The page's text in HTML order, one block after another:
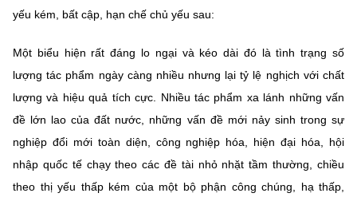
yếu kém, bất cập, hạn chế chủ yếu sau:
Một biểu hiện rất đáng lo ngại và kéo dài đó là tình trạng số
lượng tác phẩm ngày càng nhiều nhưng lại tỷ lệ nghịch với chất
lượng và hiệu quả tích cực. Nhiều tác phẩm xa lánh những vấn
đề lớn lao của đất nước, những vấn đề mới nảy sinh trong sự
nghiệp đổi mới toàn diện, công nghiệp hóa, hiện đại hóa, hội
nhập quốc tế chạy theo các đề tài nhỏ nhặt tầm thường, chiều
theo thị yếu thấp kém của một bộ phận công chúng, hạ thấp,